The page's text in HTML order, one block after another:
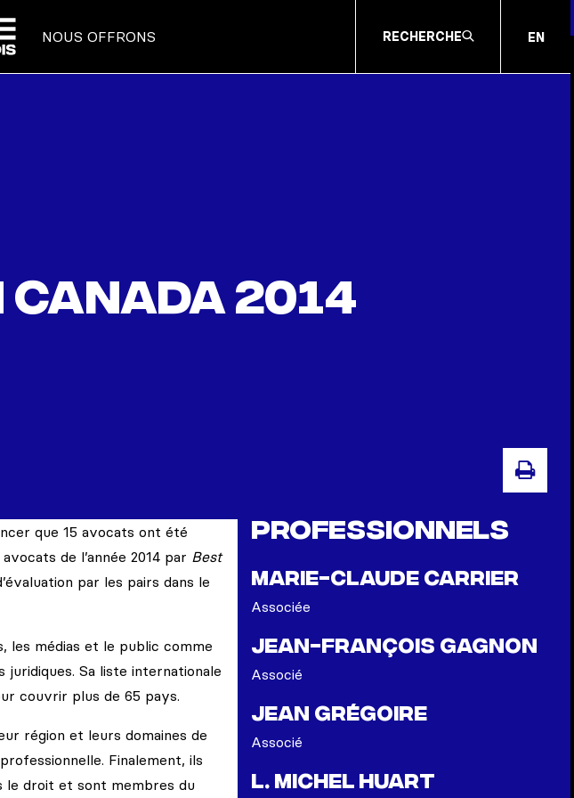
ACCUEIL
NOUS OFFRONS RECHERCHE EN
2014
que 15 avocats ont été
de l’année 2014 par Best
par les pairs dans le
les médias et le public comme
Sa liste internationale
couvrir plus de 65 pays.
région et leurs domaines de
Finalement, ils
le droit et sont membres du
Professionnels
Marie-Claude Carrier
Associée
Jean-François Gagnon
Associé
Jean Grégoire
Associé
L. Michel Huart